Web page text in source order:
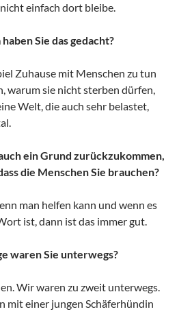
einfach dort bleibe.
Sie das gedacht?
Zuhause mit Menschen zu tun
warum sie nicht sterben dürfen,
Welt, die auch sehr belastet,
ein Grund zurückzukommen,
die Menschen Sie brauchen?
man helfen kann und wenn es
ist, dann ist das immer gut.
waren Sie unterwegs?
Wir waren zu zweit unterwegs.
mit einer jungen Schäferhündin